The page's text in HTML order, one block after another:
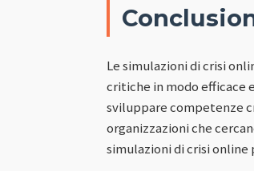
Le simulazioni di crisi
critiche in modo efficace
sviluppare competenze
organizzazioni che
simulazioni di crisi